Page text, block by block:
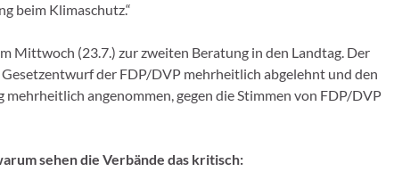
beim Klimaschutz.“
Mittwoch (23.7.) zur zweiten Beratung in den Landtag. Der
der FDP/DVP mehrheitlich abgelehnt und den
angenommen, gegen die Stimmen von FDP/DVP
sehen die Verbände das kritisch: